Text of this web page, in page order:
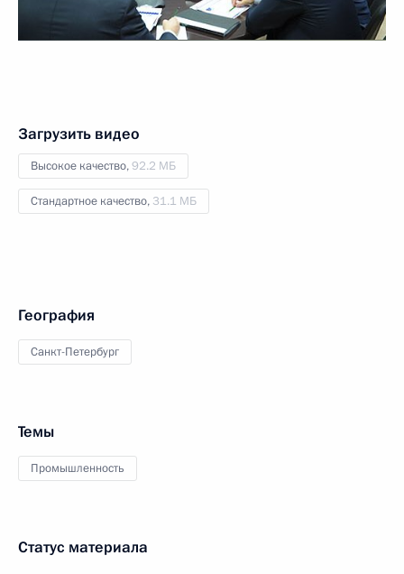
Загрузить видео
Высокое качество,92.2 МБ
Стандартное качество, 31.1 МБ
География
Санкт-Петербург
Темы
Промышленность
Статус материала